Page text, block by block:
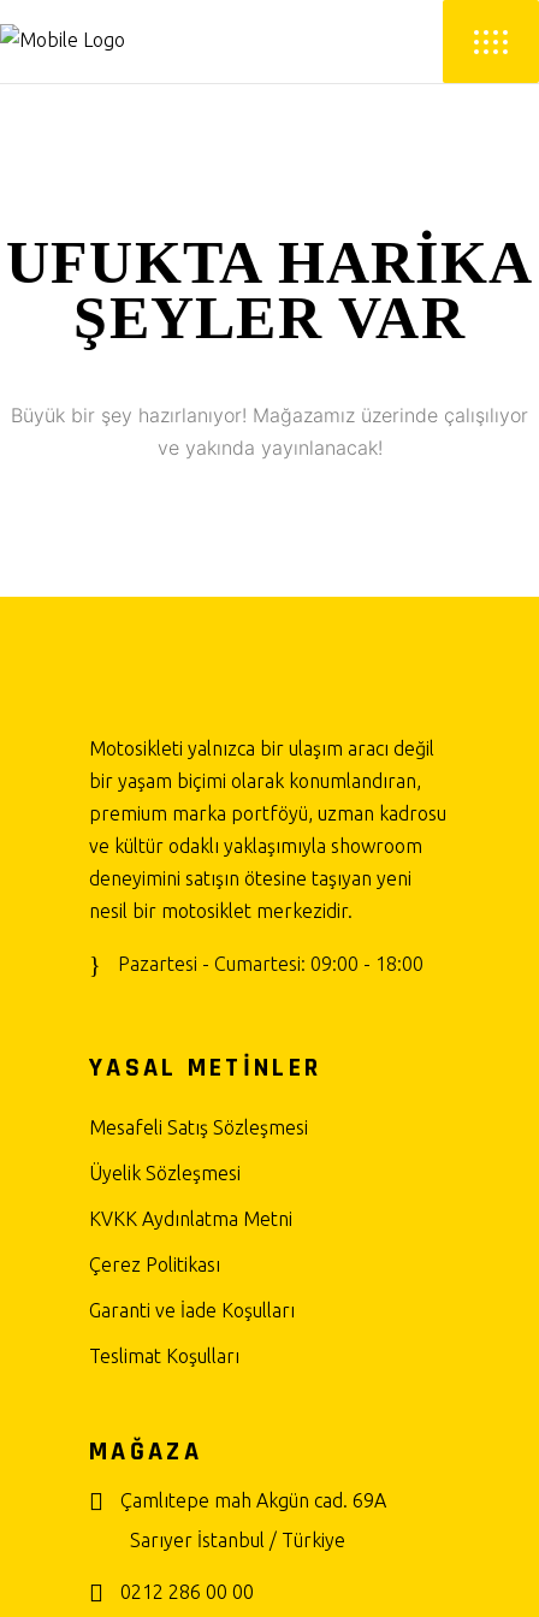
UFUKTA HARIKA
ŞEYLER VAR
Büyük bir şey hazırlanıyor! Mağazamız üzerinde çalışılıyor
ve yakında yayınlanacak!
Motosikleti yalnızca bir ulaşım aracı değil
bir yaşam biçimi olarak konumlandıran,
premium marka portföyü, uzman kadrosu
ve kültür odaklı yaklaşımıyla showroom
deneyimini satışın ötesine taşıyan yeni
nesil bir motosiklet merkezidir.
Pazartesi - Cumartesi: 09:00 - 18:00
YASAL METİNLER
Mesafeli Satış Sözleşmesi
Üyelik Sözleşmesi
KVKK Aydınlatma Metni
Çerez Politikası
Garanti ve İade Koşulları
Teslimat Koşulları
MAĞAZA
Çamlıtepe mah Akgün cad. 69A
Sarıyer İstanbul / Türkiye
0212 286 00 00